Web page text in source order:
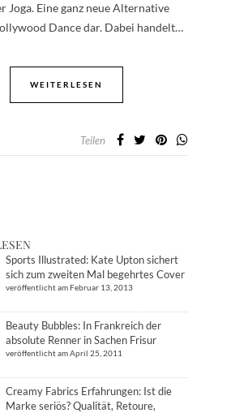
Joga. Eine ganz neue Alternative
Dance dar. Dabei handelt…
WEITERLESEN
Teilen
Sports Illustrated: Kate Upton sichert
sich zum zweiten Mal begehrtes Cover
veröffentlicht am Februar 13, 2013
Beauty Bubbles: In Frankreich der
absolute Renner in Sachen Frisur
veröffentlicht am April 25, 2011
Creamy Fabrics Erfahrungen: Ist die
Marke seriös? Qualität, Retoure,